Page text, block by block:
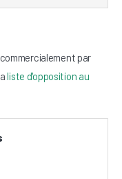
par
liste d'opposition au